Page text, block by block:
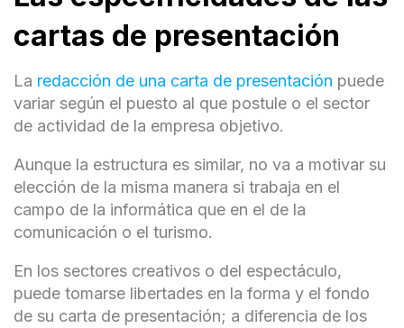
cartas de presentación
La redacción de una carta de presentación puede
variar según el puesto al que postule o el sector
de actividad de la empresa objetivo.
Aunque la estructura es similar, no va a motivar su
elección de la misma manera si trabaja en el
campo de la informática que en el de la
comunicación o el turismo.
En los sectores creativos o del espectáculo,
puede tomarse libertades en la forma y el fondo
de su carta de presentación; a diferencia de los